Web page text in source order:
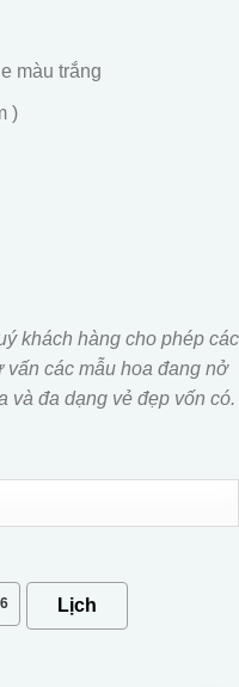
màu trắng
)
khách hàng cho phép các
vấn các mẫu hoa đang nở
và đa dạng vẻ đẹp vốn có.
ĐỎ số lượng